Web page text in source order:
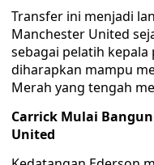
Transfer ini menjadi
Manchester United
sebagai pelatih
diharapkan mampu
Merah yang tengah
Carrick Mulai
United